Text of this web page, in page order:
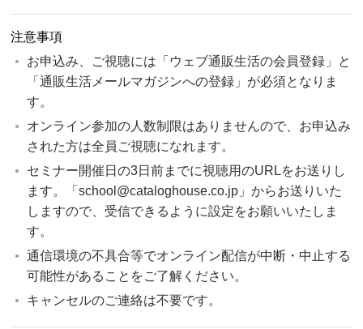
注意事項
お申込み、ご視聴には「ウェブ通販生活の会員登録」と
「通販生活メールマガジンへの登録」が必須となりま
す。
オンライン参加の人数制限はありませんので、お申込み
された方は全員ご視聴になれます。
セミナー開催日の3日前までに視聴用のURLをお送りし
ます。「school@cataloghouse.co.jp」からお送りいた
しますので、受信できるように設定をお願いいたしま
す。
通信環境の不具合等でオンライン配信が中断・中止する
可能性があることをご了解ください。
キャンセルのご連絡は不要です。